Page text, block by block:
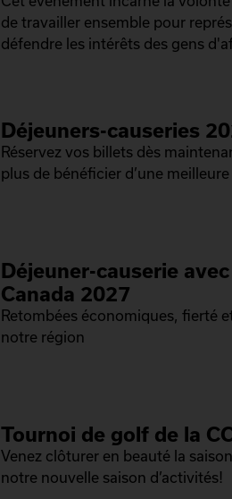
de travailler ensemble pour
défendre les intérêts des gens
Déjeuners-causeries
Réservez vos billets dès
plus de bénéficier d’une
Déjeuner-causerie
Canada 2027
Retombées économiques, fierté
notre région
Tournoi de golf de la
Venez clôturer en beauté la
notre nouvelle saison d’activités!